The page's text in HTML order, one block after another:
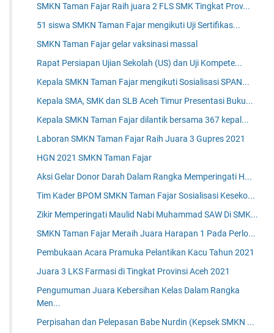
SMKN Taman Fajar Raih juara 2 FLS SMK Tingkat Prov...
51 siswa SMKN Taman Fajar mengikuti Uji Sertifikas...
SMKN Taman Fajar gelar vaksinasi massal
Rapat Persiapan Ujian Sekolah (US) dan Uji Kompete...
Kepala SMKN Taman Fajar mengikuti Sosialisasi SPAN...
Kepala SMA, SMK dan SLB Aceh Timur Presentasi Buku...
Kepala SMKN Taman Fajar dilantik bersama 367 kepal...
Laboran SMKN Taman Fajar Raih Juara 3 Gupres 2021
HGN 2021 SMKN Taman Fajar
Aksi Gelar Donor Darah Dalam Rangka Memperingati H...
Tim Kader BPOM SMKN Taman Fajar Sosialisasi Keseko...
Zikir Memperingati Maulid Nabi Muhammad SAW Di SMK...
SMKN Taman Fajar Meraih Juara Harapan 1 Pada Perlo...
Pembukaan Acara Pramuka Pelantikan Kacu Tahun 2021
Juara 3 LKS Farmasi di Tingkat Provinsi Aceh 2021
Pengumuman Juara Kebersihan Kelas Dalam Rangka
Men...
Perpisahan dan Pelepasan Babe Nurdin (Kepsek SMKN ...